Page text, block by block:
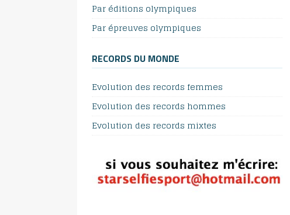
Par éditions olympiques
Par épreuves olympiques
RECORDS DU MONDE
Evolution des records femmes
Evolution des records hommes
Evolution des records mixtes